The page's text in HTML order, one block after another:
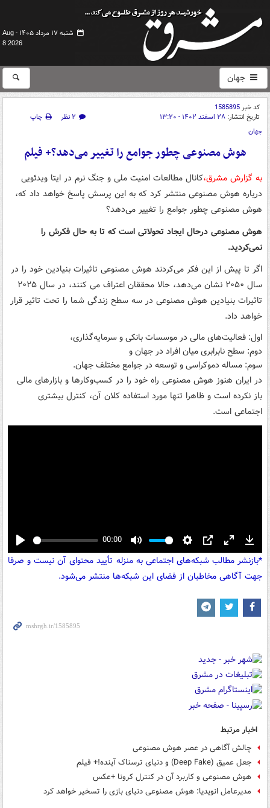
شنبه ۱۷ مرداد ۱۴۰۵ -
Aug
8 2026
جهان
کد خبر1585895
تاریخ انتشار: ۲۸ اسفند ۱۴۰۲ - ۱۳:۲۰ ۲ نظر
چاپ
جهان
هوش مصنوعی چطور جوامع را تغییر می‌دهد؟+ فیلم
به گزارش مشرق،کانال مطالعات امنیت ملی و جنگ نرم در ایتا ویدئویی
درباره هوش مصنوعی منتشر کرد که به این پرسش پاسخ خواهد داد که،
هوش مصنوعی چطور جوامع را تغییر می‌دهد؟
هوش مصنوعی درحال ایجاد تحولاتی است که تا به حال فکرش را
نمی‌کردید.
اگر تا پیش از این فکر می‌کردند هوش مصنوعی تاثیرات بنیادین خود را در
سال ۲۰۵۰ نشان می‌دهد، حالا محققان اعتراف می کنند، در سال ۲۰۲۵
تاثیرات بنیادین هوش مصنوعی در سه سطح زندگی شما را تحت تاثیر قرار
خواهد داد.
اول: فعالیت‌های مالی در موسسات بانکی و سرمایه‌گذاری،
دوم: سطح نابرابری میان افراد در جهان و
سوم: مساله دموکراسی و توسعه در جوامع مختلف جهان.
در ایران هنوز هوش مصنوعی راه خود را در کسب‌وکارها و بازارهای مالی
باز نکرده است و ظاهرا تنها مورد استفاده کلان آن، کنترل بیشتری
اجتماعی است.
Play
00:00
Mute Settings
PIP Enter
fullscreen
*بازنشر مطالب شبکه‌های اجتماعی به منزله تأیید محتوای آن نیست و صرفا
جهت آگاهی مخاطبان از فضای این شبکه‌ها منتشر می‌شود.
اخبار مرتبط
چالش آگاهی در عصر هوش مصنوعی
جعل عمیق (Deep Fake) و دنیای ترسناک آینده!+ فیلم
هوش مصنوعی و کاربرد آن در کنترل کرونا +عکس
مدیرعامل انویدیا: هوش مصنوعی دنیای بازی را تسخیر خواهد کرد